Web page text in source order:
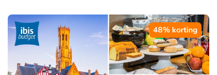
48% korting